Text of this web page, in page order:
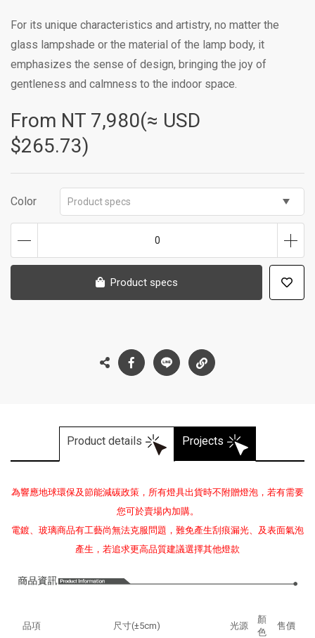
For its unique characteristics and artistry, no matter the
glass lampshade or the material of the lamp body, it
emphasizes the sense of design, bringing the joy of
gentleness and calmness to the indoor space.
From NT 7,980(≈ USD
$265.73)
Color Product specs
0
Product specs
Product details Projects
為響應地球環保及節能減碳政策，所有燈具出貨時不附贈燈泡，若有需要
您可於賣場內加購。
電鍍、玻璃商品有工藝尚無法克服問題，難免產生刮痕漏光、及表面氣泡
產生，若追求更高品質建議選擇其他燈款
品項 尺寸(±5cm) 光源
顏
色
售價